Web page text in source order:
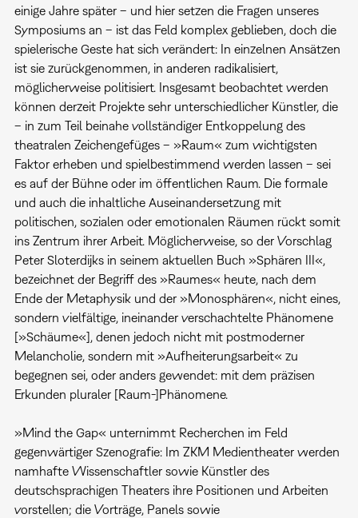
einige Jahre später – und hier setzen die Fragen unseres
Symposiums an – ist das Feld komplex geblieben, doch die
spielerische Geste hat sich verändert: In einzelnen Ansätzen
ist sie zurückgenommen, in anderen radikalisiert,
möglicherweise politisiert. Insgesamt beobachtet werden
können derzeit Projekte sehr unterschiedlicher Künstler, die
– in zum Teil beinahe vollständiger Entkoppelung des
theatralen Zeichengefüges – »Raum« zum wichtigsten
Faktor erheben und spielbestimmend werden lassen – sei
es auf der Bühne oder im öffentlichen Raum. Die formale
und auch die inhaltliche Auseinandersetzung mit
politischen, sozialen oder emotionalen Räumen rückt somit
ins Zentrum ihrer Arbeit. Möglicherweise, so der Vorschlag
Peter Sloterdijks in seinem aktuellen Buch »Sphären III«,
bezeichnet der Begriff des »Raumes« heute, nach dem
Ende der Metaphysik und der »Monosphären«, nicht eines,
sondern vielfältige, ineinander verschachtelte Phänomene
[»Schäume«], denen jedoch nicht mit postmoderner
Melancholie, sondern mit »Aufheiterungsarbeit« zu
begegnen sei, oder anders gewendet: mit dem präzisen
Erkunden pluraler [Raum-]Phänomene.
»Mind the Gap« unternimmt Recherchen im Feld
gegenwärtiger Szenografie: Im ZKM Medientheater werden
namhafte Wissenschaftler sowie Künstler des
deutschsprachigen Theaters ihre Positionen und Arbeiten
vorstellen; die Vorträge, Panels sowie